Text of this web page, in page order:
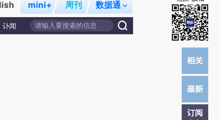
mini+ 周刊 数据通
讣闻
订阅